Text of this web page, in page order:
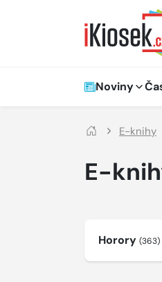
Hlavní navigace
Noviny
E-knihy
E-
Horory (363)